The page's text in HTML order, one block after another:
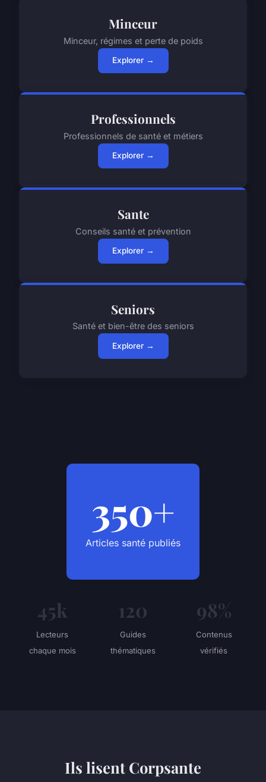
Minceur
Minceur, régimes et perte de poids
Explorer →
Professionnels
Professionnels de santé et métiers
Explorer →
Sante
Conseils santé et prévention
Explorer →
Seniors
Santé et bien-être des seniors
Explorer →
350+
Articles santé publiés
45k
Lecteurs
chaque mois
120
Guides
thématiques
98%
Contenus
vérifiés
Ils lisent Corpsante